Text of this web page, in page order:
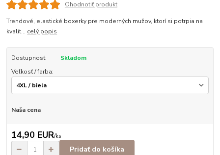
Ohodnotiť produkt
Trendové, elastické boxerky pre moderných mužov, ktorí si potrpia na
kvalit... celý popis
Dostupnosť:
Skladom
Veľkosť / farba:
Naša cena
14,90 EUR/ks
Pridať do košíka